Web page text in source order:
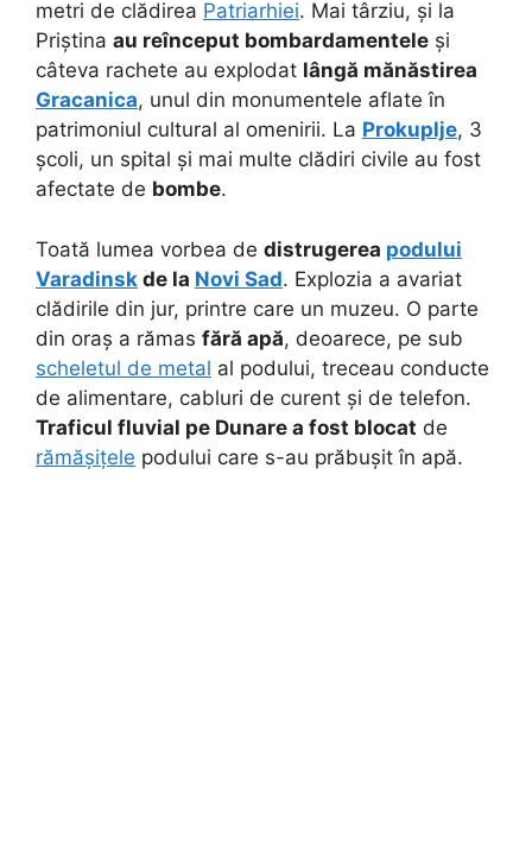
metri de clădirea Patriarhiei. Mai târziu, și la
Priștina au reînceput bombardamentele și
câteva rachete au explodat lângă mănăstirea
Gracanica, unul din monumentele aflate în
patrimoniul cultural al omenirii. La Prokuplje, 3
școli, un spital și mai multe clădiri civile au fost
afectate de bombe.
Toată lumea vorbea de distrugerea podului
Varadinsk de la Novi Sad. Explozia a avariat
clădirile din jur, printre care un muzeu. O parte
din oraș a rămas fără apă, deoarece, pe sub
scheletul de metal al podului, treceau conducte
de alimentare, cabluri de curent și de telefon.
Traficul fluvial pe Dunare a fost blocat de
rămășițele podului care s-au prăbușit în apă.